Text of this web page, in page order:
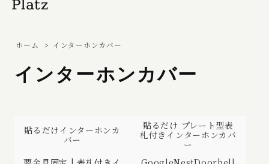
ホーム > インターホンカバー
インターホンカバー
貼るだけインターホンカ
バー
貼るだけ プレート型表
札付きインターホンカバ
ー